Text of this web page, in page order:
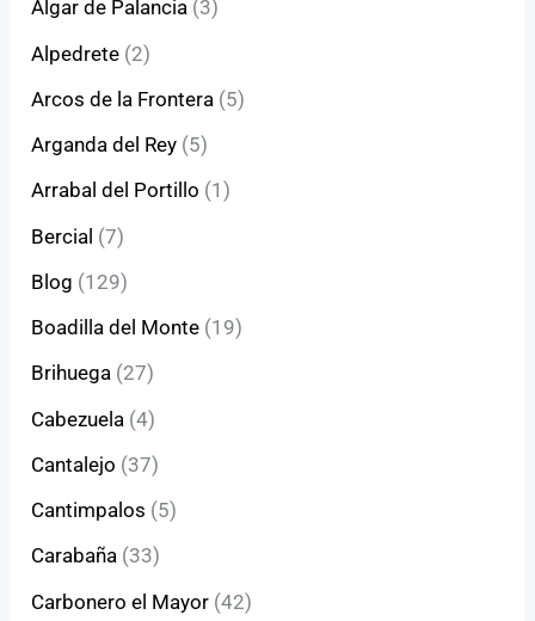
Algar de Palancia (3)
Alpedrete (2)
Arcos de la Frontera (5)
Arganda del Rey (5)
Arrabal del Portillo (1)
Bercial (7)
Blog (129)
Boadilla del Monte (19)
Brihuega (27)
Cabezuela (4)
Cantalejo (37)
Cantimpalos (5)
Carabaña (33)
Carbonero el Mayor (42)